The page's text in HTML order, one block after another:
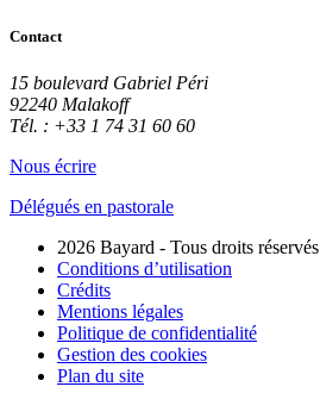
Contact
15 boulevard Gabriel Péri
92240 Malakoff
Tél. : +33 1 74 31 60 60
Nous écrire
Délégués en pastorale
2026 Bayard - Tous droits réservés
Conditions d’utilisation
Crédits
Mentions légales
Politique de confidentialité
Gestion des cookies
Plan du site